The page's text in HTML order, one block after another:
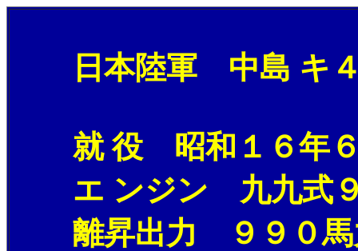
日本陸軍 中島 キ４
就 役 昭和１６年
エ ンジン 九九式９
離昇出力 ９９０馬